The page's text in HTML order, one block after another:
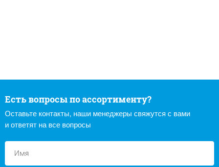
Есть вопросы по ассортименту?
Оставьте контакты, наши менеджеры свяжутся с вами
и ответят на все вопросы